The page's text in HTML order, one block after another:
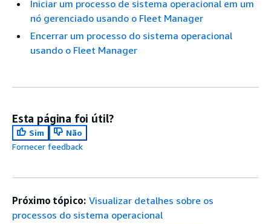
Iniciar um processo de sistema operacional em um
nó gerenciado usando o Fleet Manager
Encerrar um processo do sistema operacional
usando o Fleet Manager
Esta página foi útil?
Sim
Não
Fornecer feedback
Próximo tópico: Visualizar detalhes sobre os
processos do sistema operacional